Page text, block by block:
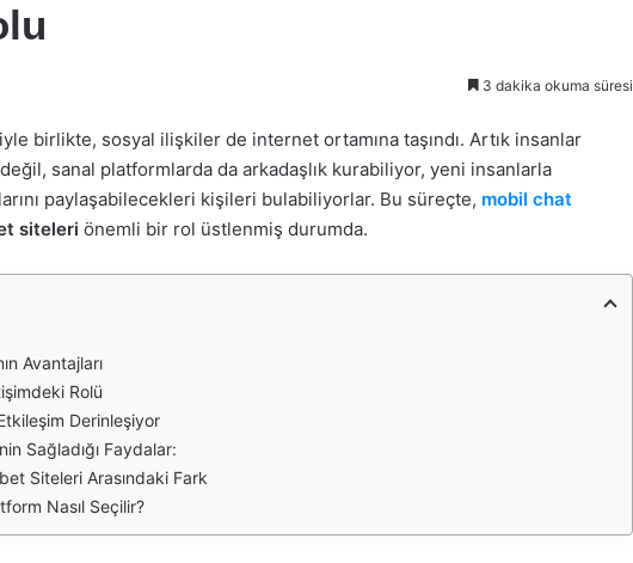
3 dakika okuma süresi
birlikte, sosyal ilişkiler de internet ortamına taşındı. Artık insanlar
sanal platformlarda da arkadaşlık kurabiliyor, yeni insanlarla
paylaşabilecekleri kişileri bulabiliyorlar. Bu süreçte, mobil chat
siteleri önemli bir rol üstlenmiş durumda.
Avantajları
Rolü
Derinleşiyor
Sağladığı Faydalar:
Siteleri Arasındaki Fark
Nasıl Seçilir?